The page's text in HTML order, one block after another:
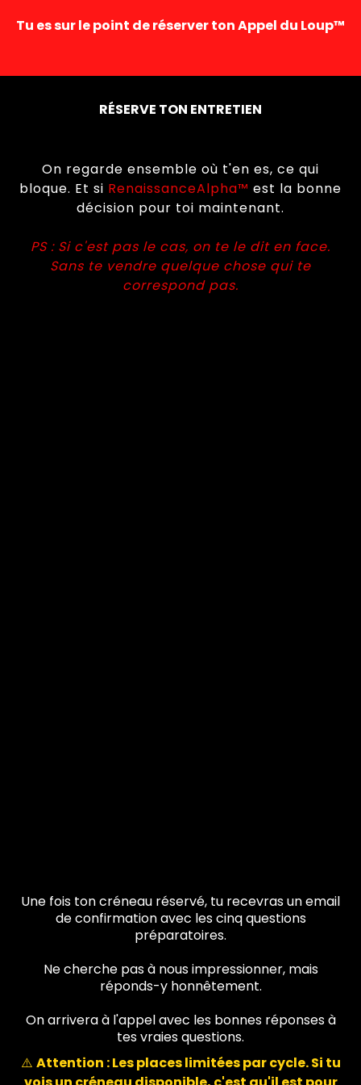
Tu es sur le point de réserver ton Appel du Loup™
RÉSERVE TON ENTRETIEN
On regarde ensemble où t'en es, ce qui
bloque. Et si RenaissanceAlpha™ est la bonne
décision pour toi maintenant.
PS : Si c'est pas le cas, on te le dit en face.
Sans te vendre quelque chose qui te
correspond pas.
Une fois ton créneau réservé, tu recevras un email
de confirmation avec les cinq questions
préparatoires.
Ne cherche pas à nous impressionner, mais
réponds-y honnêtement.
On arrivera à l'appel avec les bonnes réponses à
tes vraies questions.
⚠️ Attention : Les places limitées par cycle. Si tu